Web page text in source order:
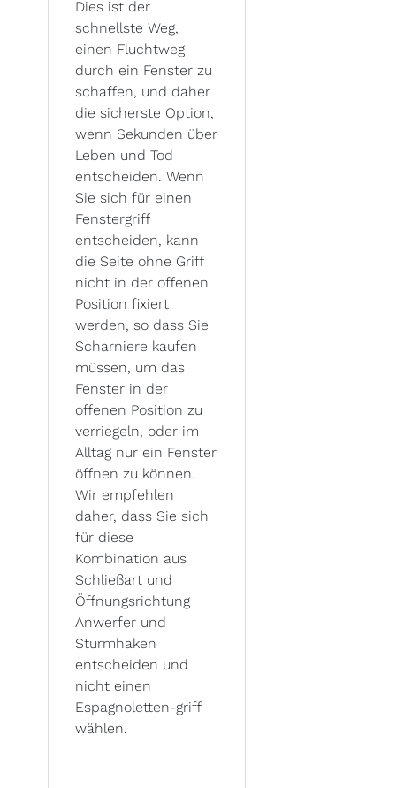
Dies ist der
schnellste Weg,
einen Fluchtweg
durch ein Fenster zu
schaffen, und daher
die sicherste Option,
wenn Sekunden über
Leben und Tod
entscheiden. Wenn
Sie sich für einen
Fenstergriff
entscheiden, kann
die Seite ohne Griff
nicht in der offenen
Position fixiert
werden, so dass Sie
Scharniere kaufen
müssen, um das
Fenster in der
offenen Position zu
verriegeln, oder im
Alltag nur ein Fenster
öffnen zu können.
Wir empfehlen
daher, dass Sie sich
für diese
Kombination aus
Schließart und
Öffnungsrichtung
Anwerfer und
Sturmhaken
entscheiden und
nicht einen
Espagnoletten-griff
wählen.